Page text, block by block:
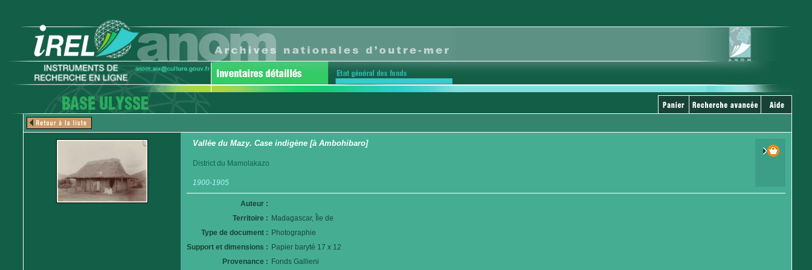
Vallée du Mazy. Case indigène [à Ambohibaro]
District du Mamolakazo
1900-1905
Auteur :
Territoire : Madagascar, Île de
Type de document : Photographie
Support et dimensions : Papier baryté 17 x 12
Provenance : Fonds Gallieni